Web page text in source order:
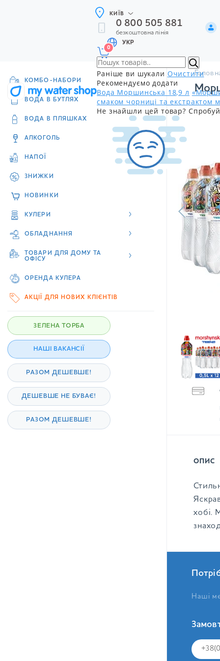
КИЇВ
0 800 505 881
безкоштовна лінія
УКР
0
Раніше ви шукали Очистити
Рекомендуємо додати
Вода Моршинська 18,9 л
смаком чорниці та екстрактом
Не знайшли цей товар?
КОМБО-НАБОРИ
ВОДА В БУТЛЯХ
ВОДА В ПЛЯШКАХ
АЛКОГОЛЬ
НАПОЇ
ЗНИЖКИ
НОВИНКИ
КУЛЕРИ
ОБЛАДНАННЯ
ТОВАРИ ДЛЯ ДОМУ ТА
ОФІСУ
ОРЕНДА КУЛЕРА
АКЦІЇ ДЛЯ НОВИХ КЛІЄНТІВ
ЗЕЛЕНА ТОРБА
НАШІ ВАКАНСІЇ
РАЗОМ ДЕШЕВШЕ!
ДЕШЕВШЕ НЕ БУВАЄ!
РАЗОМ ДЕШЕВШЕ!
ОПИС
хобі.
Наші